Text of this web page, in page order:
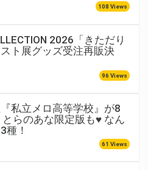
108 Views
2026「きただり
ト展グッズ受注再販決
96 Views
私立メロ高等学校』が8
らのあな限定版も♥ なん
種！
61 Views